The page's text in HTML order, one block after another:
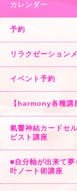
カレンダー
予約
リラクゼーション
イベント予約
【harmony各種講
氣響神結カードセ
ピスト講座
■自分軸が出来て
叶ノート術講座